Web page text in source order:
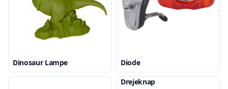
Dinosaur Lampe Diode
Drejeknap